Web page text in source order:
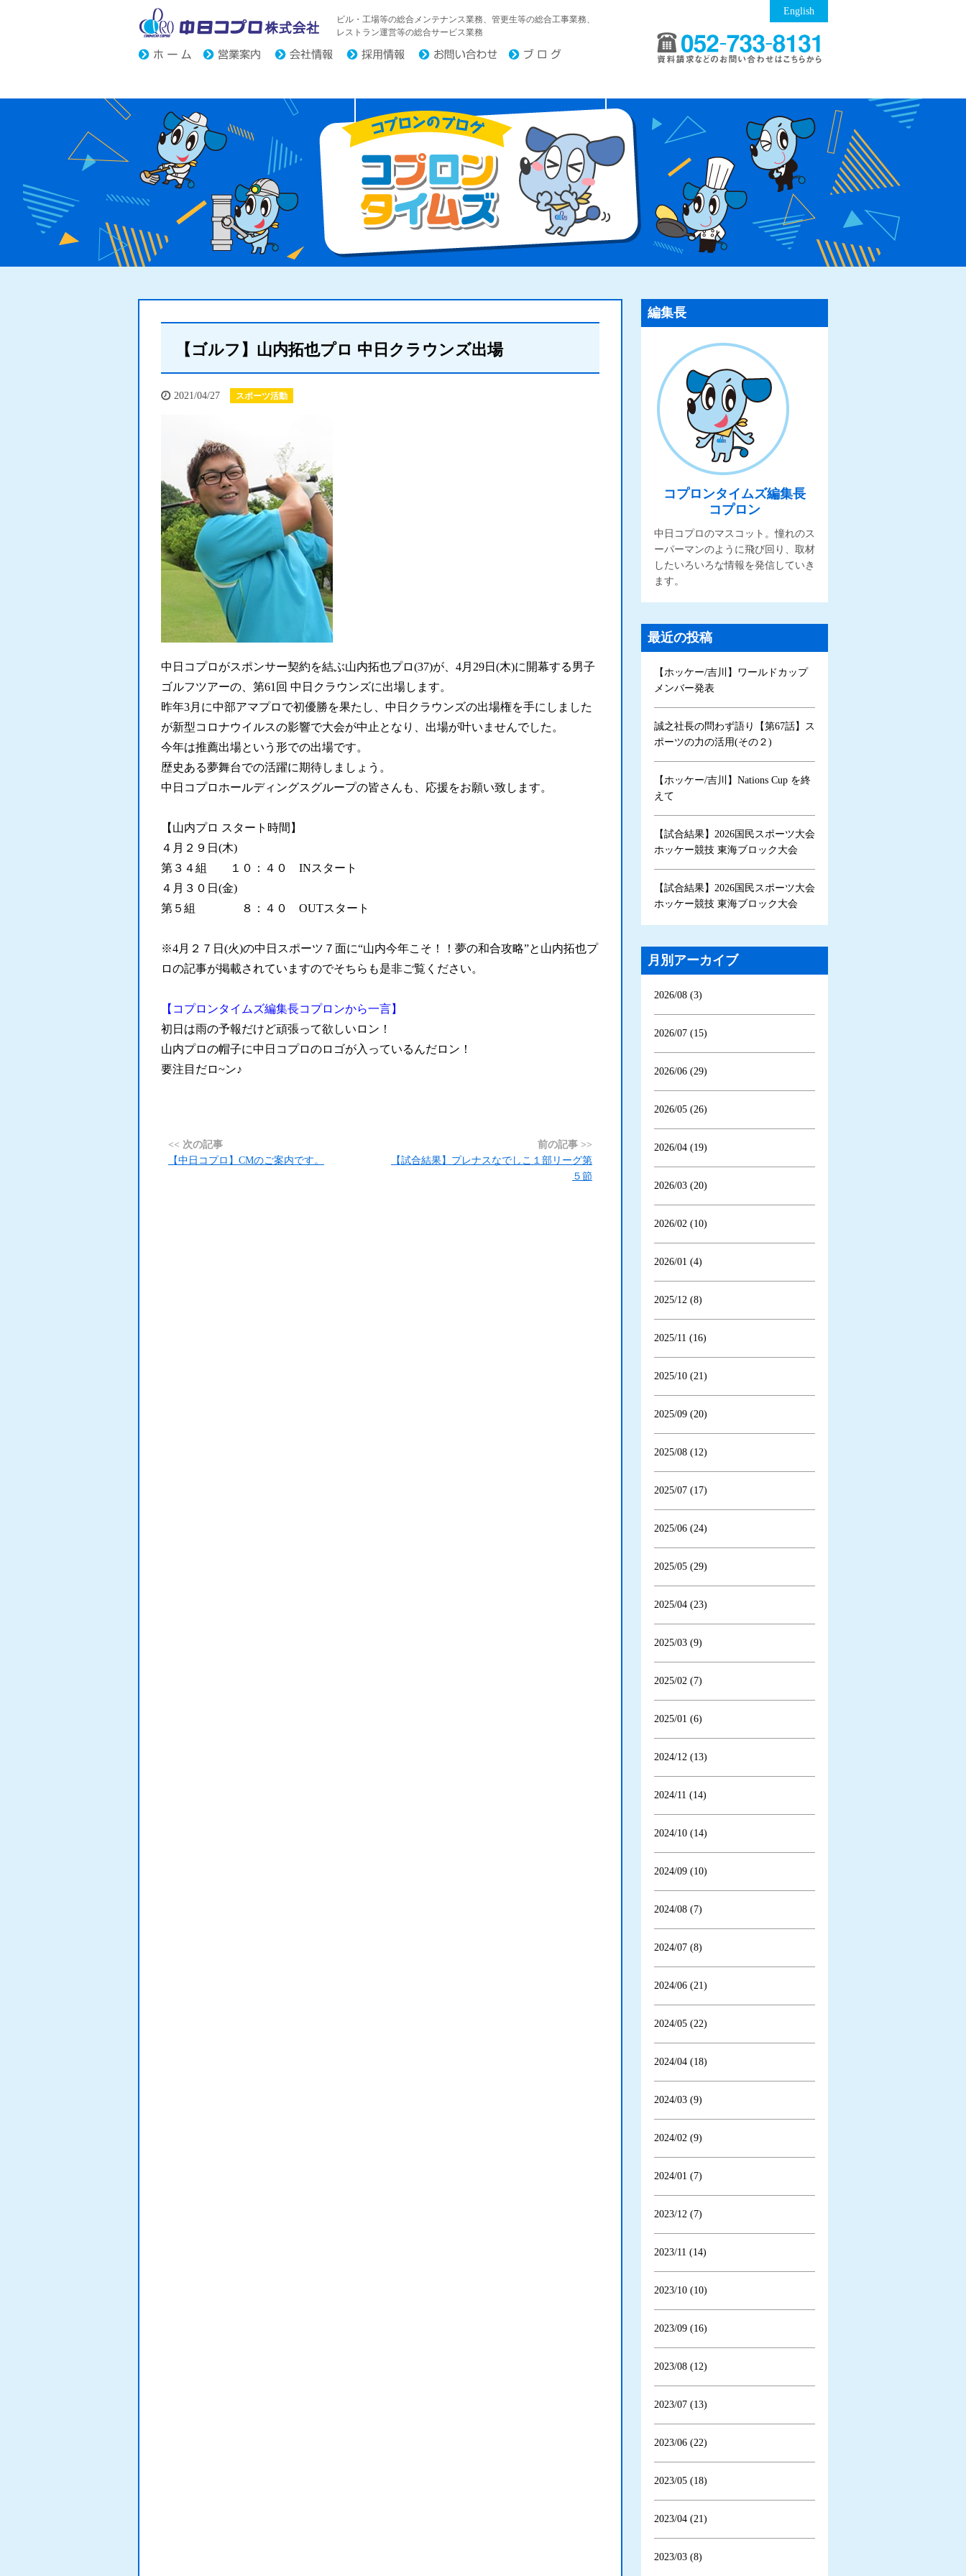
中日コプロ株式会社
ビル・工場等の総合メンテナンス業務、管更生等の総合工事業務、
レストラン運営等の総合サービス業務
English
【ゴルフ】山内拓也プロ 中日クラウンズ出場
2021/04/27 スポーツ活動
中日コプロがスポンサー契約を結ぶ山内拓也プロ(37)が、4月29日(木)に開幕する男子
ゴルフツアーの、第61回 中日クラウンズに出場します。
昨年3月に中部アマプロで初優勝を果たし、中日クラウンズの出場権を手にしました
が新型コロナウイルスの影響で大会が中止となり、出場が叶いませんでした。
今年は推薦出場という形での出場です。
歴史ある夢舞台での活躍に期待しましょう。
中日コプロホールディングスグループの皆さんも、応援をお願い致します。
【山内プロ スタート時間】
４月２９日(木)
第３４組 １０：４０ INスタート
４月３０日(金)
第５組 ８：４０ OUTスタート
※4月２７日(火)の中日スポーツ７面に“山内今年こそ！！夢の和合攻略”と山内拓也プ
ロの記事が掲載されていますのでそちらも是非ご覧ください。
【コプロンタイムズ編集長コプロンから一言】
初日は雨の予報だけど頑張って欲しいロン！
山内プロの帽子に中日コプロのロゴが入っているんだロン！
要注目だロ~ン♪
<< 次の記事
【中日コプロ】CMのご案内です。
前の記事 >>
【試合結果】プレナスなでしこ１部リーグ第
５節
編集長
コプロンタイムズ編集長
コプロン
中日コプロのマスコット。憧れのス
ーパーマンのように飛び回り、取材
したいろいろな情報を発信していき
ます。
最近の投稿
【ホッケー/吉川】ワールドカップ
メンバー発表
誠之社長の問わず語り【第67話】ス
ポーツの力の活用(その２)
【ホッケー/吉川】Nations Cup を終
えて
【試合結果】2026国民スポーツ大会
ホッケー競技 東海ブロック大会
【試合結果】2026国民スポーツ大会
ホッケー競技 東海ブロック大会
月別アーカイブ
2026/08 (3)
2026/07 (15)
2026/06 (29)
2026/05 (26)
2026/04 (19)
2026/03 (20)
2026/02 (10)
2026/01 (4)
2025/12 (8)
2025/11 (16)
2025/10 (21)
2025/09 (20)
2025/08 (12)
2025/07 (17)
2025/06 (24)
2025/05 (29)
2025/04 (23)
2025/03 (9)
2025/02 (7)
2025/01 (6)
2024/12 (13)
2024/11 (14)
2024/10 (14)
2024/09 (10)
2024/08 (7)
2024/07 (8)
2024/06 (21)
2024/05 (22)
2024/04 (18)
2024/03 (9)
2024/02 (9)
2024/01 (7)
2023/12 (7)
2023/11 (14)
2023/10 (10)
2023/09 (16)
2023/08 (12)
2023/07 (13)
2023/06 (22)
2023/05 (18)
2023/04 (21)
2023/03 (8)